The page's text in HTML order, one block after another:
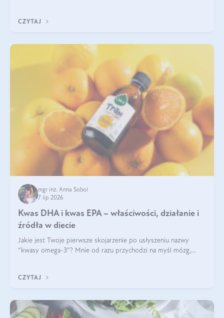
CZYTAJ
mgr inż. Anna Sobol
7 lip 2026
Kwas DHA i kwas EPA – właściwości, działanie i
źródła w diecie
Jakie jest Twoje pierwsze skojarzenie po usłyszeniu nazwy
“kwasy omega-3”? Mnie od razu przychodzi na myśl mózg,
EPA.
CZYTAJ